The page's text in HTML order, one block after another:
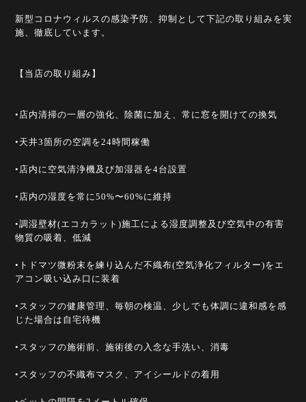
新型コロナウィルスの感染予防、抑制として下記の取り組みを実
施、徹底しています。
【当店の取り組み】
•店内清掃の一層の強化、除菌に加え、常に窓を開けての換気
•天井3箇所の空調を24時間稼働
•店内に空気清浄機及び加湿器を4台設置
•店内の湿度を常に50%〜60%に維持
•調湿壁材(エコカラット)施工による湿度調整及び空気中の有害
物質の吸着、低減
•トドマツ微粉末を練り込んだ不織布(空気浄化フィルター)をエ
アコン吸い込み口に装着
•スタッフの健康管理、毎朝の検温、少しでも体調に違和感を感
じた場合は自宅待機
•スタッフの施術前、施術後の入念な手洗い、消毒
•スタッフの不織布マスク、アイシールドの着用